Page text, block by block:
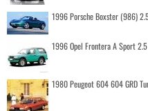
1996 Porsche Boxster (986)
1996 Opel Frontera A Sport 2.5
1980 Peugeot 604 604 GRD